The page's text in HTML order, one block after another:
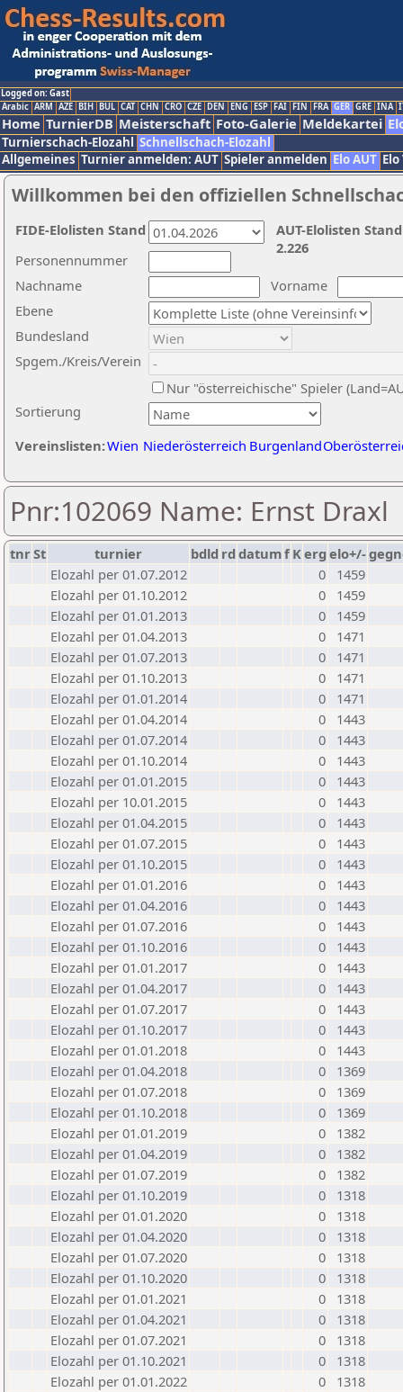
Logged on: Gast
Arabic ARM AZE BIH BUL CAT CHN CRO CZE DEN ENG ESP FAI FIN FRA GER GRE INA
Home TurnierDB Meisterschaft Foto-Galerie Meldekartei
Turnierschach-Elozahl Schnellschach-Elozahl
Allgemeines Turnier anmelden: AUT Spieler anmelden Elo AUT
Willkommen bei den offiziellen
Nachname
Vorname
Ebene
Sortierung
Personennummer
Bundesland
Spgem./Kreis/Verein
Nur "österreichische" Spieler
Vereinslisten:Wien Niederösterreich Burgenland
AUT-Elolisten
2.226
FIDE-Elolisten Stand
Pnr:102069 Name: Ernst Draxl
tnrSt turnier bdld rd datumf Kerg elo+/-
Elozahl per 01.07.2012
0
1459
Elozahl per 01.10.2012
0
1459
Elozahl per 01.01.2013
0
1459
Elozahl per 01.04.2013
0
1471
Elozahl per 01.07.2013
0
1471
Elozahl per 01.10.2013
0
1471
Elozahl per 01.01.2014
0
1471
Elozahl per 01.04.2014
0
1443
Elozahl per 01.07.2014
0
1443
Elozahl per 01.10.2014
0
1443
Elozahl per 01.01.2015
0
1443
Elozahl per 10.01.2015
0
1443
Elozahl per 01.04.2015
0
1443
Elozahl per 01.07.2015
0
1443
Elozahl per 01.10.2015
0
1443
Elozahl per 01.01.2016
0
1443
Elozahl per 01.04.2016
0
1443
Elozahl per 01.07.2016
0
1443
Elozahl per 01.10.2016
0
1443
Elozahl per 01.01.2017
0
1443
Elozahl per 01.04.2017
0
1443
Elozahl per 01.07.2017
0
1443
Elozahl per 01.10.2017
0
1443
Elozahl per 01.01.2018
0
1443
Elozahl per 01.04.2018
0
1369
Elozahl per 01.07.2018
0
1369
Elozahl per 01.10.2018
0
1369
Elozahl per 01.01.2019
0
1382
Elozahl per 01.04.2019
0
1382
Elozahl per 01.07.2019
0
1382
Elozahl per 01.10.2019
0
1318
Elozahl per 01.01.2020
0
1318
Elozahl per 01.04.2020
0
1318
Elozahl per 01.07.2020
0
1318
Elozahl per 01.10.2020
0
1318
Elozahl per 01.01.2021
0
1318
Elozahl per 01.04.2021
0
1318
Elozahl per 01.07.2021
0
1318
Elozahl per 01.10.2021
0
1318
Elozahl per 01.01.2022
0
1318